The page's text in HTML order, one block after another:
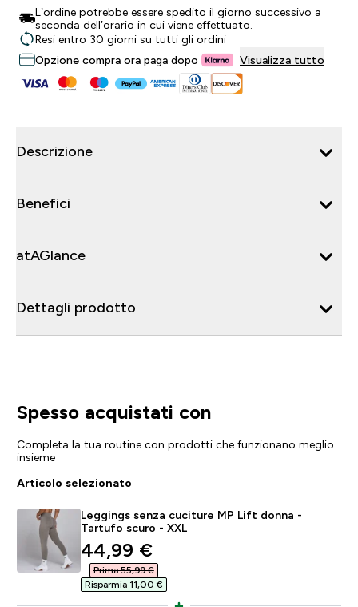
L’ordine potrebbe essere spedito il giorno successivo a
seconda dell’orario in cui viene effettuato.
Resi entro 30 giorni su tutti gli ordini
Opzione compra ora paga dopo
Visualizza tutto
Descrizione
Benefici
atAGlance
Dettagli prodotto
Spesso acquistati con
Completa la tua routine con prodotti che funzionano meglio
insieme
Articolo selezionato
Leggings senza cuciture MP Lift donna -
Tartufo scuro - XXL
discounted price
44,99 €‎
Prima 55,99 €‎
Risparmia 11,00 €‎